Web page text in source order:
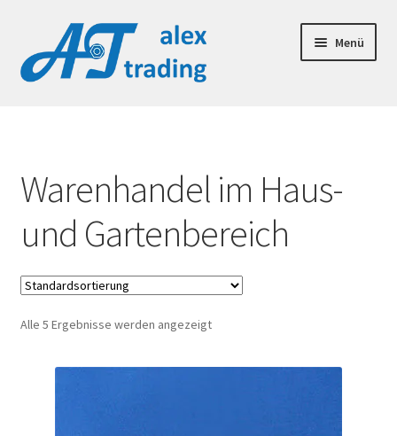
Navigation
springen
Inhalt
springen
Menü
Warenhandel im Haus-
und Gartenbereich
Alle 5 Ergebnisse werden angezeigt